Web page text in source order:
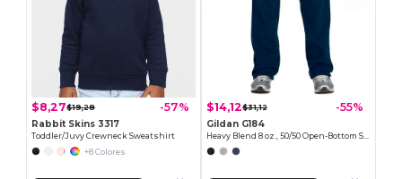
$8,27$19,28 -57%
Rabbit Skins 3317
Toddler/Juvy Crewneck Sweatshirt
+8 Colores
$14,12$31,12 -55%
Gildan G184